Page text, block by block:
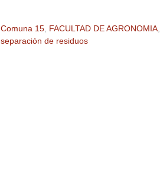
Comuna 15, FACULTAD DE AGRONOMIA,
separación de residuos